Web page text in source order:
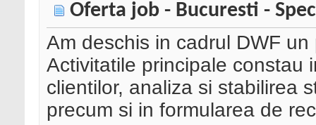
Oferta job - Bucuresti -
Am deschis in cadrul DWF
Activitatile principale constau
clientilor, analiza si stabilirea
precum si in formularea de